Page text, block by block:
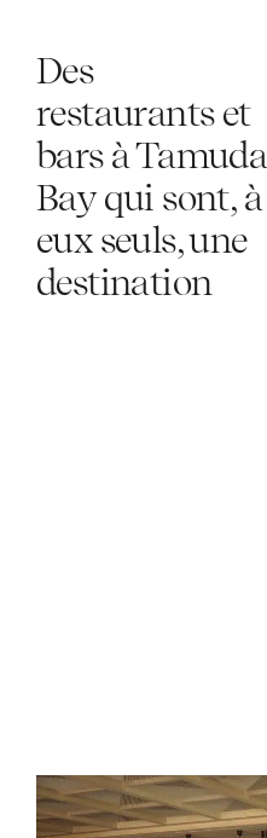
Des
restaurants et
bars à Tamuda
Bay qui sont, à
eux seuls, une
destination